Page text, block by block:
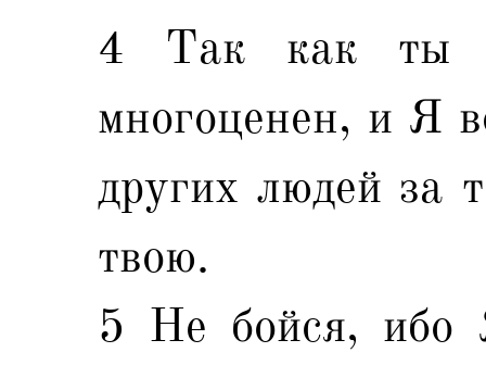
4 Так как ты
многоценен, и Я
других людей за
твою.
5 Не бойся, ибо